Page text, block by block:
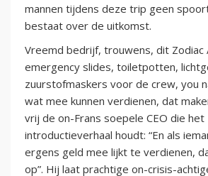
mannen tijdens deze trip geen
bestaat over de uitkomst.
Vreemd bedrijf, trouwens, dit Zodiac
emergency slides, toiletpotten,
zuurstofmaskers voor de crew, you
wat mee kunnen verdienen, dat
vrij de on-Frans soepele CEO die het
introductieverhaal houdt: “En als
ergens geld mee lijkt te verdienen,
op”. Hij laat prachtige on-crisis-